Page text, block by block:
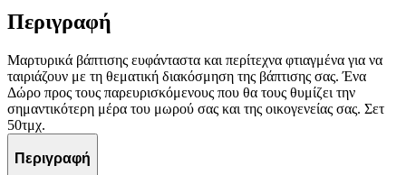
Περιγραφή
Μαρτυρικά βάπτισης ευφάνταστα και περίτεχνα φτιαγμένα για να
ταιριάζουν με τη θεματική διακόσμηση της βάπτισης σας. Ένα
Δώρο προς τους παρευρισκόμενους που θα τους θυμίζει την
σημαντικότερη μέρα του μωρού σας και της οικογενείας σας. Σετ
50τμχ.
Περιγραφή